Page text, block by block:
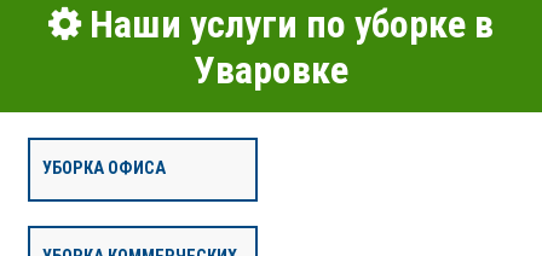
Наши услуги по уборке в
Уваровке
УБОРКА ОФИСА